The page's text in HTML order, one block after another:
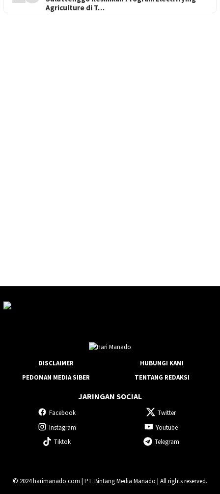
Agriculture di T…
DISCLAIMER
HUBUNGI KAMI
PEDOMAN MEDIA SIBER
TENTANG REDAKSI
JARINGAN SOCIAL
Facebook
Twitter
Instagram
Youtube
Tiktok
Telegram
© 2024 harimanado.com | PT. Bintang Media Manado | All rights reserved.